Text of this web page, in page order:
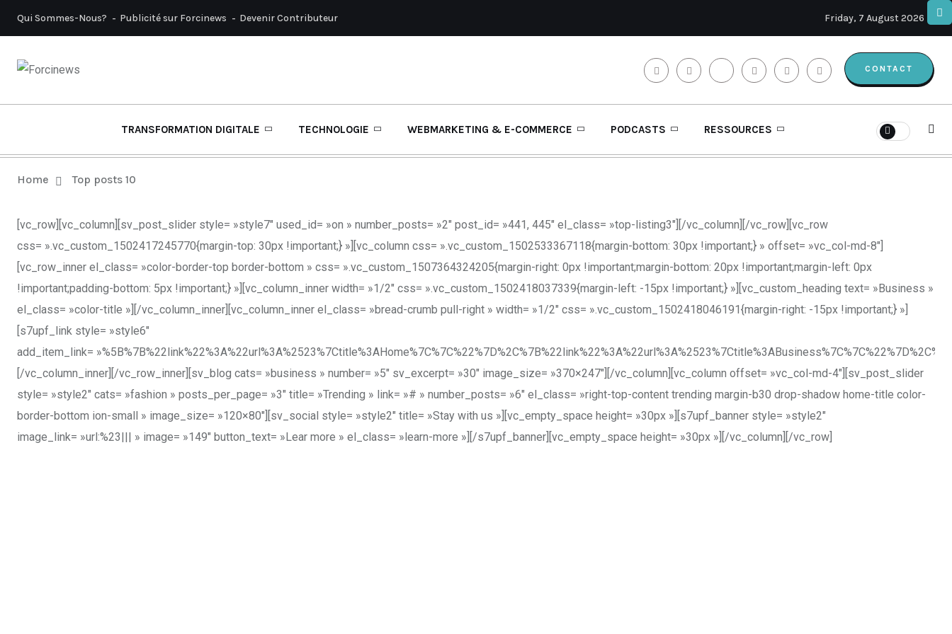
Qui Sommes-Nous? Publicité sur Forcinews Devenir Contributeur Friday, 7 August 2026
CONTACT
TRANSFORMATION DIGITALE TECHNOLOGIE WEBMARKETING & E-COMMERCE PODCASTS RESSOURCES
Home Top posts 10
[vc_row][vc_column][sv_post_slider style= »style7″ used_id= »on » number_posts= »2″ post_id= »441, 445″ el_class= »top-listing3″][/vc_column][/vc_row][vc_row
css= ».vc_custom_1502417245770{margin-top: 30px !important;} »][vc_column css= ».vc_custom_1502533367118{margin-bottom: 30px !important;} » offset= »vc_col-md-8″]
[vc_row_inner el_class= »color-border-top border-bottom » css= ».vc_custom_1507364324205{margin-right: 0px !important;margin-bottom: 20px !important;margin-left: 0px
!important;padding-bottom: 5px !important;} »][vc_column_inner width= »1/2″ css= ».vc_custom_1502418037339{margin-left: -15px !important;} »][vc_custom_heading text= »Business »
el_class= »color-title »][/vc_column_inner][vc_column_inner el_class= »bread-crumb pull-right » width= »1/2″ css= ».vc_custom_1502418046191{margin-right: -15px !important;} »]
[s7upf_link style= »style6″
add_item_link=
[/vc_column_inner][/vc_row_inner][sv_blog cats= »business » number= »5″ sv_excerpt= »30″ image_size= »370×247″][/vc_column][vc_column offset= »vc_col-md-4″][sv_post_slider
style= »style2″ cats= »fashion » posts_per_page= »3″ title= »Trending » link= »# » number_posts= »6″ el_class= »right-top-content trending margin-b30 drop-shadow home-title color-
border-bottom ion-small » image_size= »120×80″][sv_social style= »style2″ title= »Stay with us »][vc_empty_space height= »30px »][s7upf_banner style= »style2″
image_link= »url:%23||| » image= »149″ button_text= »Lear more » el_class= »learn-more »][/s7upf_banner][vc_empty_space height= »30px »][/vc_column][/vc_row]